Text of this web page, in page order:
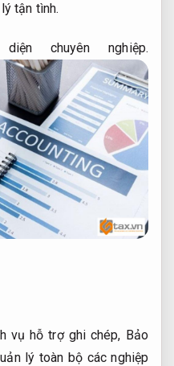
tận tình.
chuyên nghiệp.
vụ hỗ trợ ghi chép, Bảo
lý toàn bộ các nghiệp